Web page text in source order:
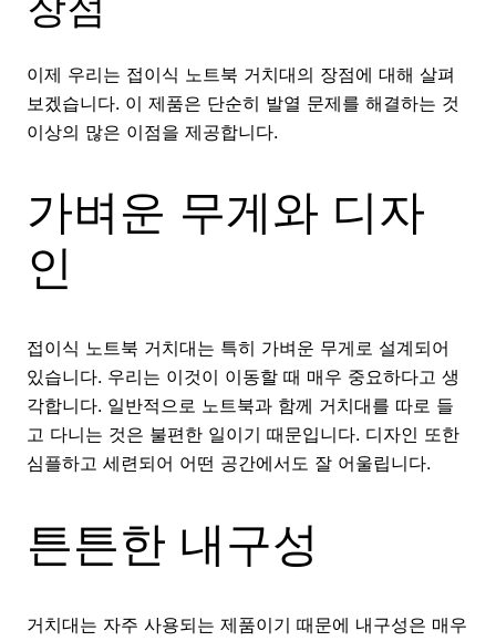
이제 우리는 접이식 노트북 거치대의 장점에 대해 살펴
보겠습니다. 이 제품은 단순히 발열 문제를 해결하는 것
이상의 많은 이점을 제공합니다.
가벼운 무게와 디자
인
접이식 노트북 거치대는 특히 가벼운 무게로 설계되어
있습니다. 우리는 이것이 이동할 때 매우 중요하다고 생
각합니다. 일반적으로 노트북과 함께 거치대를 따로 들
고 다니는 것은 불편한 일이기 때문입니다. 디자인 또한
심플하고 세련되어 어떤 공간에서도 잘 어울립니다.
튼튼한 내구성
거치대는 자주 사용되는 제품이기 때문에 내구성은 매우